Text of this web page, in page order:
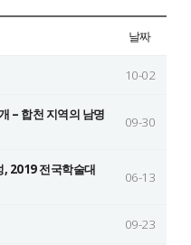
날짜
10-02
– 합천 지역의 남명
09-30
2019 전국학술대
06-13
09-23